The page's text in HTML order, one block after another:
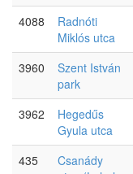
4088
Radnóti
Miklós utca
3960
Szent István
park
3962
Hegedűs
Gyula utca
435
Csanády